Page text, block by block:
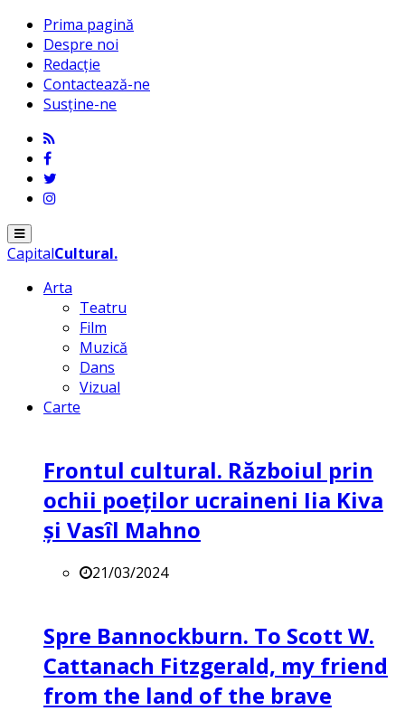
Prima pagină
Despre noi
Redacție
Contactează-ne
Susține-ne
Menu
CapitalCultural.
Arta
Teatru
Film
Muzică
Dans
Vizual
Carte
Frontul cultural. Războiul prin
ochii poeților ucraineni Iia Kiva
și Vasîl Mahno
21/03/2024
Spre Bannockburn. To Scott W.
Cattanach Fitzgerald, my friend
from the land of the brave